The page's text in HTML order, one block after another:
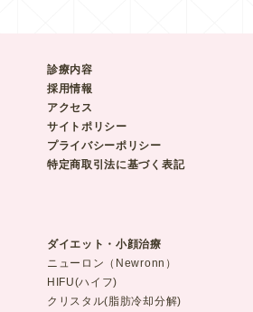
診療内容
採用情報
アクセス
サイトポリシー
プライバシーポリシー
特定商取引法に基づく表記
ダイエット・小顔治療
ニューロン（Newronn）
HIFU(ハイフ)
クリスタル(脂肪冷却分解)